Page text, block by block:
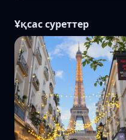
Ұқсас суреттер